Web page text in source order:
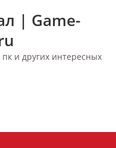
| Game-
и других интересных